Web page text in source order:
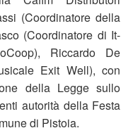
(Coordinatore della
(Coordinatore di It-
Riccardo De
Exit Well), con
della Legge sullo
autorità della Festa
di Pistoia.